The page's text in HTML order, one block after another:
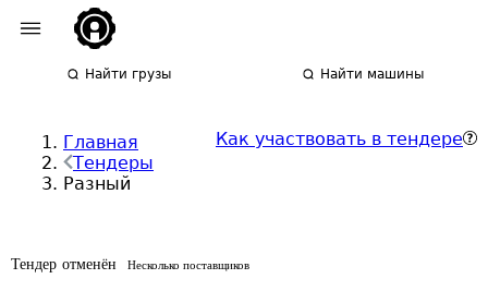
Найти грузы Найти машины
Главная
Тендеры
Разный
Как участвовать в тендере
Тендер отменён Несколько поставщиков